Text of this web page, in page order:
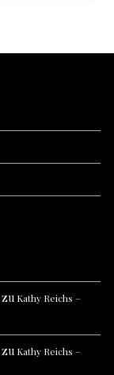
zu Kathy Reichs –
zu Kathy Reichs –